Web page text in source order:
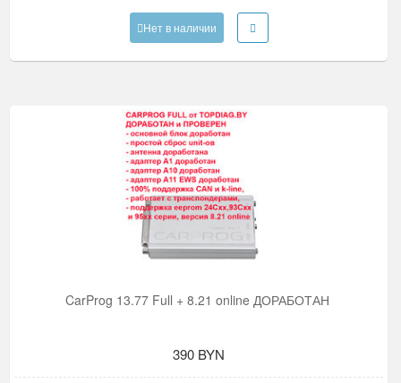
Нет в наличии
CarProg 13.77 Full + 8.21 online ДОРАБОТАН
390 BYN